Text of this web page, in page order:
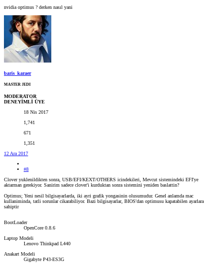
nvidia optimus ? derken nasıl yani
baris_karaer
MASTER JEDI
MODERATOR
DENEYİMLİ ÜYE
18 Nis 2017
1,741
671
1,351
12 Ara 2017
#8
Clover yuklenildikten sonra, USB/EFI/KEXT/OTHERS icindekileri, Mevcut sistemindeki EFI'ye
aktarman gerekiyor. Sanirim sadece clover'i kurduktan sonra sistemini yeniden baslattin?
Optimus; Yeni nesil bilgisayarlarda, iki ayri grafik yongasinin olusumudur. Genel anlamda mac
kullaniminda, tatli sorunlar cikarabiliyor. Bazi bilgisayarlar, BIOS'dan optimusu kapatabilen ayarlara
sahiptir
BootLoader
OpenCore 0.8.6
Laptop Modeli
Lenovo Thinkpad L440
Anakart Modeli
Gigabyte P43-ES3G